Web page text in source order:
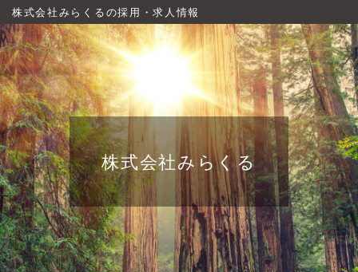
株式会社みらくるの採用・求人情報
株式会社みらくる